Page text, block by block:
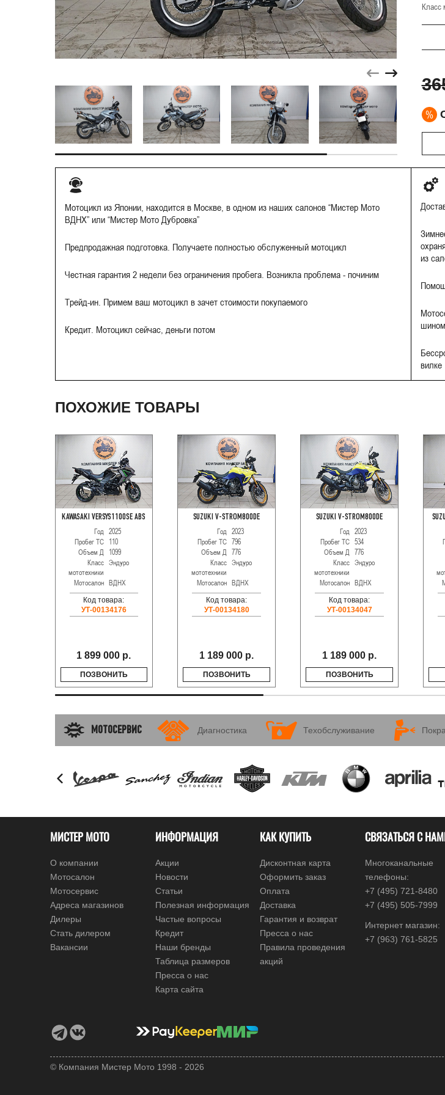
Класс
%
Мотоцикл из Японии, находится в Москве, в одном из наших салонов “Мистер Мото
ВДНХ” или “Мистер Мото Дубровка”
Предпродажная подготовка. Получаете полностью обслуженный мотоцикл
Честная гарантия 2 недели без ограничения пробега. Возникла проблема - починим
Трейд-ин. Примем ваш мотоцикл в зачет стоимости покупаемого
Кредит. Мотоцикл сейчас, деньги потом
из
вилке
ПОХОЖИЕ ТОВАРЫ
KAWASAKI VERSYS1100SE ABS
Год 2025
Пробег ТС 110
Объем Д 1099
Класс
мототехники
Эндуро
Мотосалон ВДНХ
Код товара:
УТ-00134176
1 899 000 р.
ПОЗВОНИТЬ
SUZUKI V-STROM800DE
Год 2023
Пробег ТС 796
Объем Д 776
Класс
мототехники
Эндуро
Мотосалон ВДНХ
Код товара:
УТ-00134180
1 189 000 р.
ПОЗВОНИТЬ
SUZUKI V-STROM800DE
Год 2023
Пробег ТС 534
Объем Д 776
Класс
мототехники
Эндуро
Мотосалон ВДНХ
Код товара:
УТ-00134047
1 189 000 р.
ПОЗВОНИТЬ
МОТОСЕРВИС Диагностика Техобслуживание
МИСТЕР МОТО
О компании
Мотосалон
Мотосервис
Адреса магазинов
Дилеры
Стать дилером
Вакансии
ИНФОРМАЦИЯ
Акции
Новости
Статьи
Полезная информация
Частые вопросы
Кредит
Наши бренды
Таблица размеров
Пресса о нас
Карта сайта
КАК КУПИТЬ
Дисконтная карта
Оформить заказ
Оплата
Доставка
Гарантия и возврат
Пресса о нас
Правила проведения
акций
СВЯЗАТЬСЯ С
Многоканальные
телефоны:
+7 (495) 721-8480
+7 (495) 505-7999
Интернет магазин:
+7 (963) 761-5825
© Компания Мистер Мото 1998 - 2026